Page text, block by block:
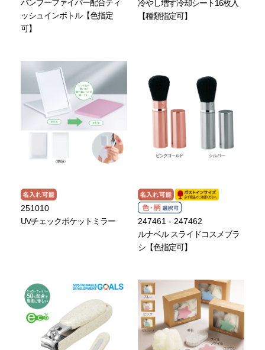
バンブーファイバー配合ティ
ッシュインボトル【色指定
可】
冷やし増す冷却シート16枚入
【種類指定可】
251010
UVチェックポケットミラー
247461 - 247462
ルナベル スライドコスメブラ
シ【色指定可】